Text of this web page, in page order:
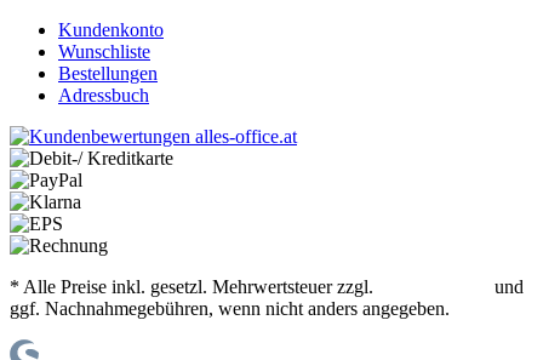
Kundenkonto
Wunschliste
Bestellungen
Adressbuch
* Alle Preise inkl. gesetzl. Mehrwertsteuer zzgl.
und
ggf. Nachnahmegebühren, wenn nicht anders angegeben.